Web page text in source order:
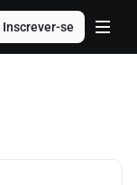
Inscrever-se